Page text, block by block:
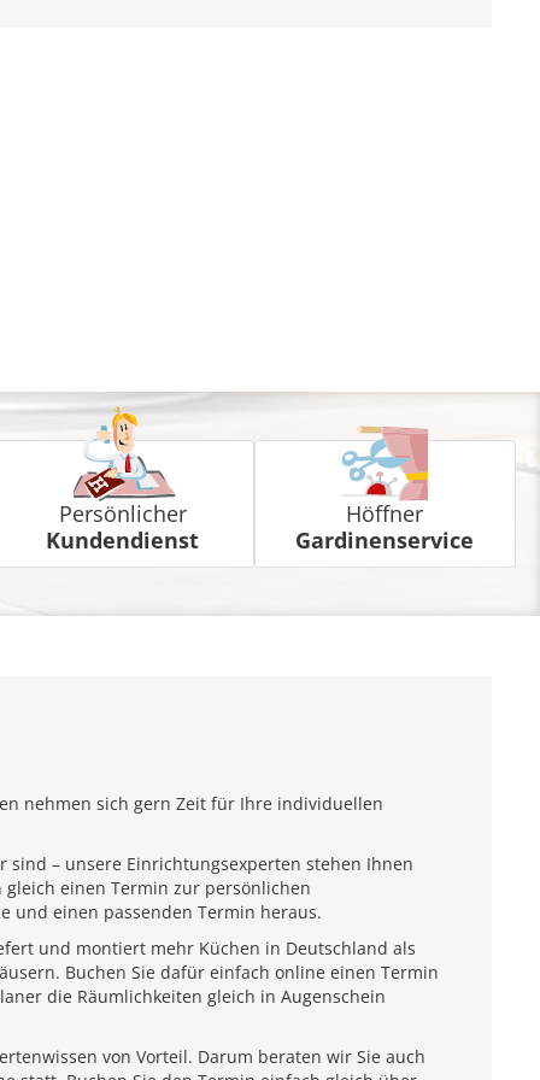
Persönlicher
Kundendienst
Höffner
Gardinenservice
nehmen sich gern Zeit für Ihre individuellen
sind – unsere Einrichtungsexperten stehen Ihnen
einen Termin zur persönlichen
und einen passenden Termin heraus.
und montiert mehr Küchen in Deutschland als
Buchen Sie dafür einfach online einen Termin
die Räumlichkeiten gleich in Augenschein
von Vorteil. Darum beraten wir Sie auch